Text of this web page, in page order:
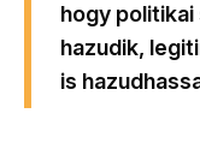
hogy
hazudik,
is